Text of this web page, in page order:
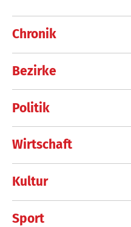
Chronik
Bezirke
Politik
Wirtschaft
Kultur
Sport